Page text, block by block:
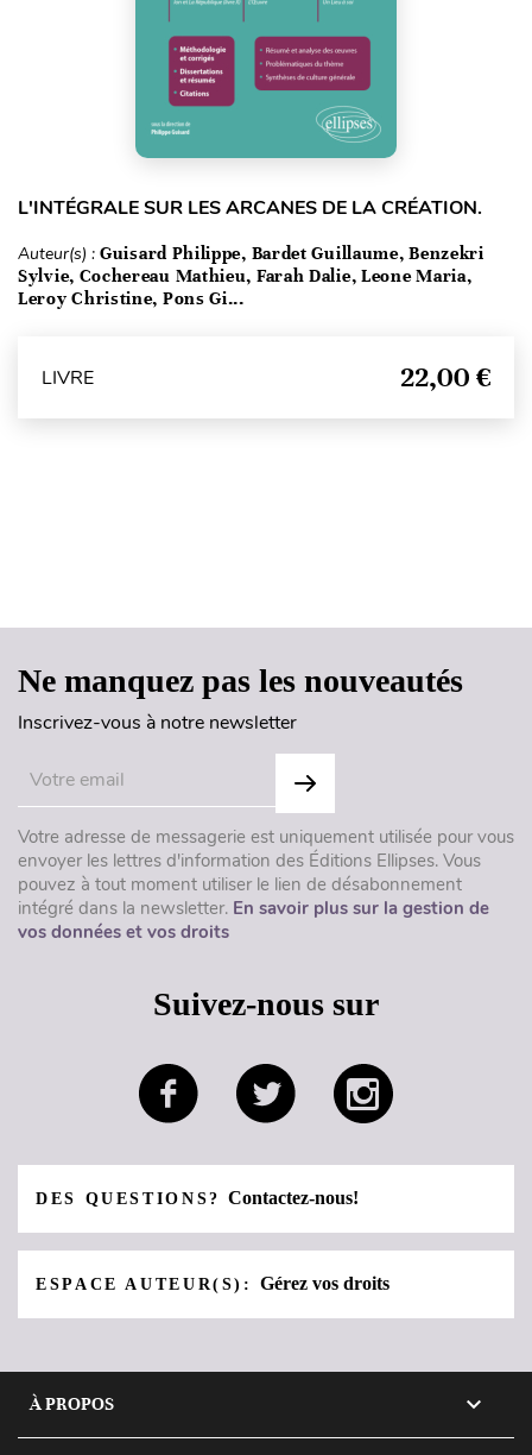
L'INTÉGRALE SUR LES ARCANES DE LA CRÉATION.
Auteur(s) : Guisard Philippe, Bardet Guillaume, Benzekri
Sylvie, Cochereau Mathieu, Farah Dalie, Leone Maria,
Leroy Christine, Pons Gi...
LIVRE 22,00 €
Ne manquez pas les nouveautés
Inscrivez-vous à notre newsletter
Votre adresse de messagerie est uniquement utilisée pour vous
envoyer les lettres d'information des Éditions Ellipses. Vous
pouvez à tout moment utiliser le lien de désabonnement
intégré dans la newsletter. En savoir plus sur la gestion de
vos données et vos droits
Suivez-nous sur
DES QUESTIONS?Contactez-nous!
ESPACE AUTEUR(S):Gérez vos droits
À PROPOS 